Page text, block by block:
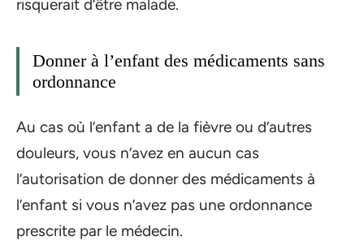
risquerait d’être malade.
Donner à l’enfant des médicaments sans
ordonnance
Au cas où l’enfant a de la fièvre ou d’autres
douleurs, vous n’avez en aucun cas
l’autorisation de donner des médicaments à
l’enfant si vous n’avez pas une ordonnance
prescrite par le médecin.